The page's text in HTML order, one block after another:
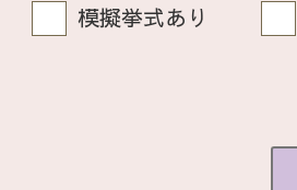
模擬挙式あり